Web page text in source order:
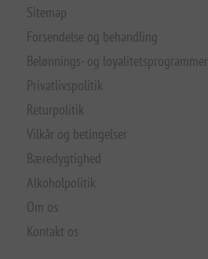
Sitemap
Forsendelse og behandling
Belønnings- og loyalitetsprogrammer
Privatlivspolitik
Returpolitik
Vilkår og betingelser
Bæredygtighed
Alkoholpolitik
Om os
Kontakt os